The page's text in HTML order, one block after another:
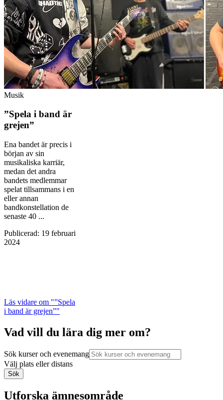
Musik
”Spela i band är
grejen”
Ena bandet är precis i
början av sin
musikaliska karriär,
medan det andra
bandets medlemmar
spelat tillsammans i en
eller annan
bandkonstellation de
senaste 40 ...
Publicerad: 19 februari
2024
Läs vidare om "”Spela
i band är grejen”"
Vad vill du lära dig mer om?
Sök kurser och evenemang
Välj plats eller distans
Sök
Utforska ämnesområde